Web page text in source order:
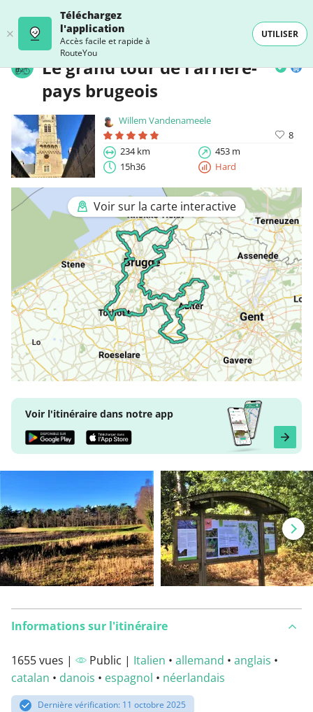
Téléchargez
l'application
Accès facile et rapide à
RouteYou
UTILISER
Le grand tour de l'arrière-
pays brugeois
Willem Vandenameele
8
234 km
453 m
15h36
Hard
Voir sur la carte interactive
Voir l'itinéraire dans notre app
Informations sur l'itinéraire
1655 vues | Public | Italien • allemand • anglais •
catalan • danois • espagnol • néerlandais
Dernière vérification: 11 octobre 2025